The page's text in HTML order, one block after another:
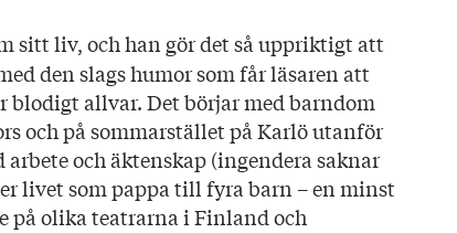
sitt liv, och han gör det så uppriktigt att
den slags humor som får läsaren att
blodigt allvar. Det börjar med barndom
och på sommarstället på Karlö utanför
och äktenskap (ingendera saknar
livet som pappa till fyra barn – en minst
på olika teatrarna i Finland och